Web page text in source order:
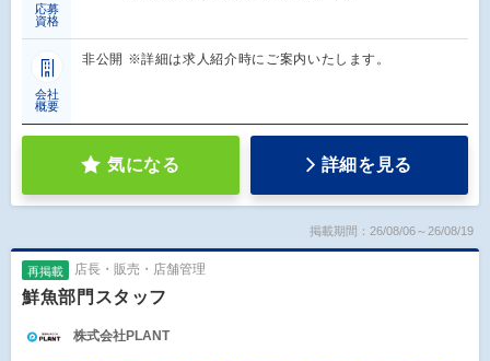
応募
資格
会社
概要
非公開 ※詳細は求人紹介時にご案内いたします。
気になる 詳細を見る
掲載期間：26/08/06～26/08/19
再掲載 店長・販売・店舗管理
鮮魚部門スタッフ
株式会社PLANT